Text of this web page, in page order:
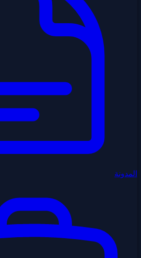
المدونة